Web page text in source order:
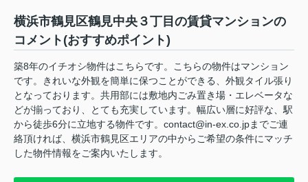
横浜市鶴見区鶴見中央３丁目の賃貸マンションの
コメント(おすすめポイント)
築8年のイチオシ物件はこちらです。こちらの物件はマンション
です。きれいな外観を簡単に保つことができる、外観タイル張り
となっております。共用部には敷地内ごみ置き場・エレベータな
どが揃っており、とても充実しています。幅広い層に好評な、駅
から徒歩6分に立地する物件です。contact@in-ex.co.jpまでご連
絡頂ければ、横浜市鶴見区エリアの中からご希望の条件にマッチ
した物件情報をご案内いたします。